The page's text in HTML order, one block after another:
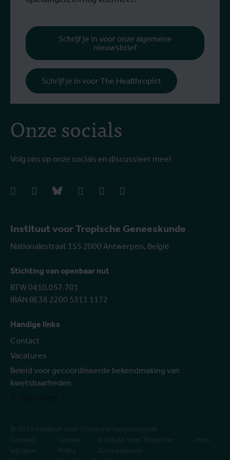
Instituut voor Tropische Geneeskunde
Nationalestraat 155 2000 Antwerpen, België
Stichting van openbaar nut
BTW 0410.057.701
IBAN BE38 2200 5311 1172
Handige links
Contact
Vacatures
Beleid voor gecoördineerde bekendmaking van
kwetsbaarheden
Onze socials
Volg ons op onze socials en discussieer mee!
instagrambluesky
Schrijf je in voor onze algemene
nieuwsbrief
Schrijf je in voor The Healthropist
© 2026 Instituut voor Tropische Geneeskunde
Cookies
wijzigen
Cookie
Policy
Instituut voor Tropische
Geneeskunde
Pers